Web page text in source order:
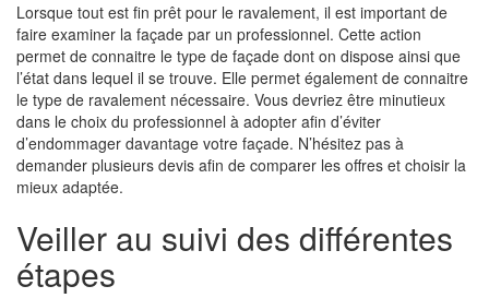
Lorsque tout est fin prêt pour le ravalement, il est important de
faire examiner la façade par un professionnel. Cette action
permet de connaitre le type de façade dont on dispose ainsi que
l’état dans lequel il se trouve. Elle permet également de connaitre
le type de ravalement nécessaire. Vous devriez être minutieux
dans le choix du professionnel à adopter afin d’éviter
d’endommager davantage votre façade. N’hésitez pas à
demander plusieurs devis afin de comparer les offres et choisir la
mieux adaptée.
Veiller au suivi des différentes
étapes